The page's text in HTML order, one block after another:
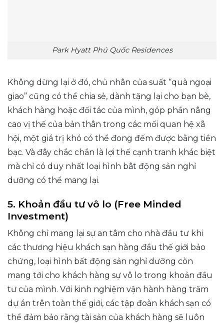
Park Hyatt Phú Quốc Residences
Không dừng lại ở đó, chủ nhân của suất “quà ngoại
giao” cũng có thể chia sẻ, dành tặng lại cho bạn bè,
khách hàng hoặc đối tác của mình, góp phần nâng
cao vị thế của bản thân trong các mối quan hệ xã
hội, một giá trị khó có thể đong đếm được bằng tiền
bạc. Và đây chắc chắn là lợi thế cạnh tranh khác biệt
mà chỉ có duy nhất loại hình bât động sản nghỉ
dưỡng có thể mang lại.
5. Khoản đầu tư vô lo (Free Minded
Investment)
Không chỉ mang lại sự an tâm cho nhà đầu tư khi
các thương hiệu khách sạn hàng đầu thế giới bảo
chứng, loại hình bất động sản nghỉ dưỡng còn
mang tới cho khách hàng sự vô lo trong khoản đầu
tư của mình. Với kinh nghiệm vận hành hàng trăm
dự án trên toàn thế giới, các tập đoàn khách sạn có
thể đảm bảo rằng tài sản của khách hàng sẽ luôn